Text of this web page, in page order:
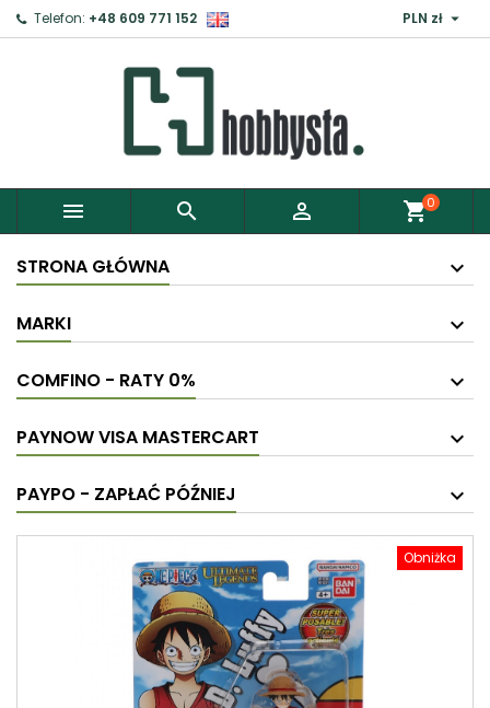
Telefon: +48 609 771 152 PLN zł 
   shopping_cart0
STRONA GŁÓWNA
MARKI
COMFINO - RATY 0%
PAYNOW VISA MASTERCART
PAYPO - ZAPŁAĆ PÓŹNIEJ
Obniżka